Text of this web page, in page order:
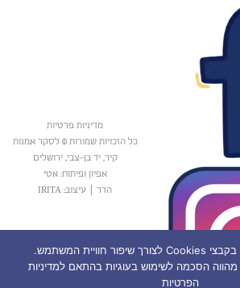
מדיניות פרטיות
כל הזכויות שמורות © לסקר אמנות
קיר, יד בן-צבי, ירושלים
אפיון ופיתוח: אטי
הדר
עיצוב: IRITA
אתר זה עושה שימוש בקבצי Cookies לצורך שיפור חוויית המשתמש.
הסכמה לשימוש בעוגיות בהתאם למדיניות
הפרטיות